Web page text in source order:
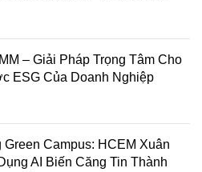
– Giải Pháp Trọng Tâm Cho
ESG Của Doanh Nghiệp
Campus: HCEM Xuân
AI Biến Căng Tin Thành